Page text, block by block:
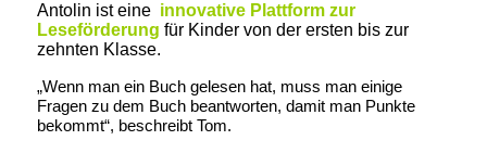
Antolin ist eine innovative Plattform zur
Leseförderung für Kinder von der ersten bis zur
zehnten Klasse.
„Wenn man ein Buch gelesen hat, muss man einige
Fragen zu dem Buch beantworten, damit man Punkte
bekommt“, beschreibt Tom.